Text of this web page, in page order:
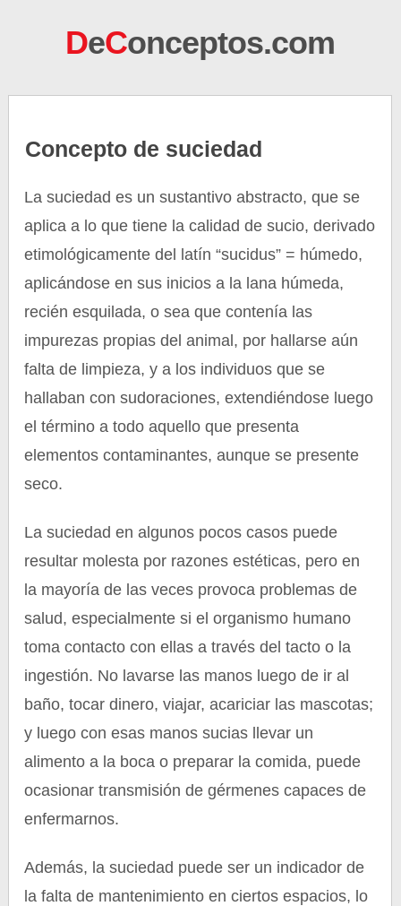
DeConceptos.com
Concepto de suciedad
La suciedad es un sustantivo abstracto, que se
aplica a lo que tiene la calidad de sucio, derivado
etimológicamente del latín “sucidus” = húmedo,
aplicándose en sus inicios a la lana húmeda,
recién esquilada, o sea que contenía las
impurezas propias del animal, por hallarse aún
falta de limpieza, y a los individuos que se
hallaban con sudoraciones, extendiéndose luego
el término a todo aquello que presenta
elementos contaminantes, aunque se presente
seco.
La suciedad en algunos pocos casos puede
resultar molesta por razones estéticas, pero en
la mayoría de las veces provoca problemas de
salud, especialmente si el organismo humano
toma contacto con ellas a través del tacto o la
ingestión. No lavarse las manos luego de ir al
baño, tocar dinero, viajar, acariciar las mascotas;
y luego con esas manos sucias llevar un
alimento a la boca o preparar la comida, puede
ocasionar transmisión de gérmenes capaces de
enfermarnos.
Además, la suciedad puede ser un indicador de
la falta de mantenimiento en ciertos espacios, lo